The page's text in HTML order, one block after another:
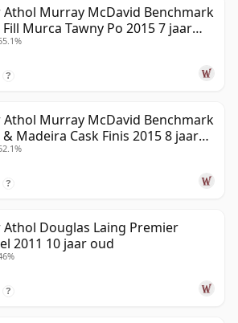
Athol Murray McDavid Benchmark
Fill Murca Tawny Po 2015 7 jaar
?
Athol Murray McDavid Benchmark
Madeira Cask Finis 2015 8 jaar
?
Athol Douglas Laing Premier
2011 10 jaar oud
?